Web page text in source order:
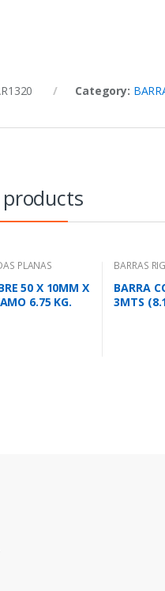
Category:
PLANAS
50 X 10MM X
6.75 KG.
BARRAS
BARRA
3MTS